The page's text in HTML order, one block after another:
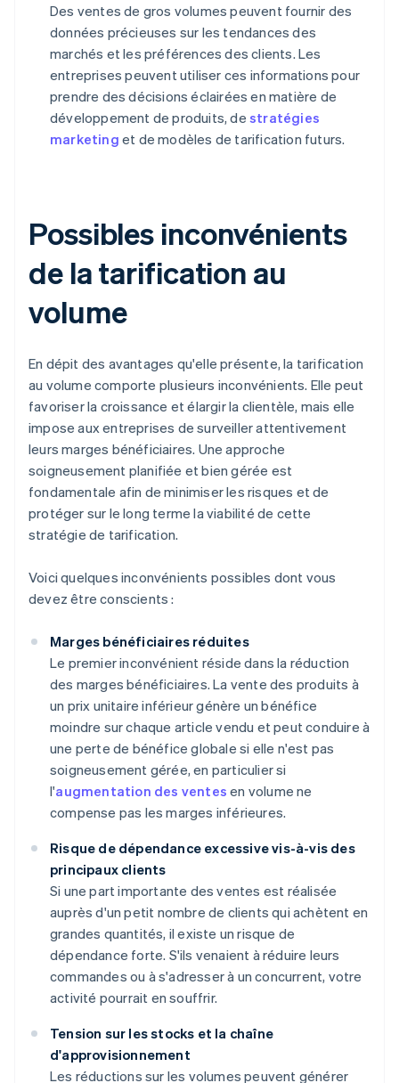
Des ventes de gros volumes peuvent fournir des
données précieuses sur les tendances des
marchés et les préférences des clients. Les
entreprises peuvent utiliser ces informations pour
prendre des décisions éclairées en matière de
développement de produits, de stratégies
marketing et de modèles de tarification futurs.
Possibles inconvénients
de la tarification au
volume
En dépit des avantages qu'elle présente, la tarification
au volume comporte plusieurs inconvénients. Elle peut
favoriser la croissance et élargir la clientèle, mais elle
impose aux entreprises de surveiller attentivement
leurs marges bénéficiaires. Une approche
soigneusement planifiée et bien gérée est
fondamentale afin de minimiser les risques et de
protéger sur le long terme la viabilité de cette
stratégie de tarification.
Voici quelques inconvénients possibles dont vous
devez être conscients :
Marges bénéficiaires réduites
Le premier inconvénient réside dans la réduction
des marges bénéficiaires. La vente des produits à
un prix unitaire inférieur génère un bénéfice
moindre sur chaque article vendu et peut conduire à
une perte de bénéfice globale si elle n'est pas
soigneusement gérée, en particulier si
l'augmentation des ventes en volume ne
compense pas les marges inférieures.
Risque de dépendance excessive vis-à-vis des
principaux clients
Si une part importante des ventes est réalisée
auprès d'un petit nombre de clients qui achètent en
grandes quantités, il existe un risque de
dépendance forte. S'ils venaient à réduire leurs
commandes ou à s'adresser à un concurrent, votre
activité pourrait en souffrir.
Tension sur les stocks et la chaîne
d'approvisionnement
Les réductions sur les volumes peuvent générer